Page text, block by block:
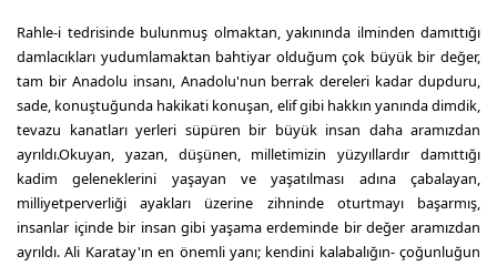
Rahle-i tedrisinde bulunmuş olmaktan, yakınında ilminden damıttığı
damlacıkları yudumlamaktan bahtiyar olduğum çok büyük bir değer,
tam bir Anadolu insanı, Anadolu'nun berrak dereleri kadar dupduru,
sade, konuştuğunda hakikati konuşan, elif gibi hakkın yanında dimdik,
tevazu kanatları yerleri süpüren bir büyük insan daha aramızdan
ayrıldı.Okuyan, yazan, düşünen, milletimizin yüzyıllardır damıttığı
kadim geleneklerini yaşayan ve yaşatılması adına çabalayan,
milliyetperverliği ayakları üzerine zihninde oturtmayı başarmış,
insanlar içinde bir insan gibi yaşama erdeminde bir değer aramızdan
ayrıldı. Ali Karatay'ın en önemli yanı; kendini kalabalığın- çoğunluğun